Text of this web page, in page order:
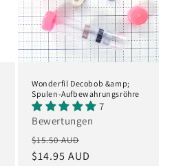
Wonderfil Decobob &amp;
Spulen-Aufbewahrungsröhre
7
Bewertungen
Normaler
Preis
$15.50 AUD
$14.95 AUD